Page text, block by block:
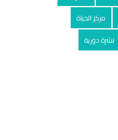
مركز الحياة
نشرة دورية